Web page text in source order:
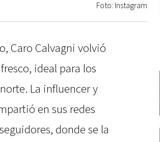
Foto: Instagram
Caro Calvagni volvió
ideal para los
La influencer y
en sus redes
donde se la